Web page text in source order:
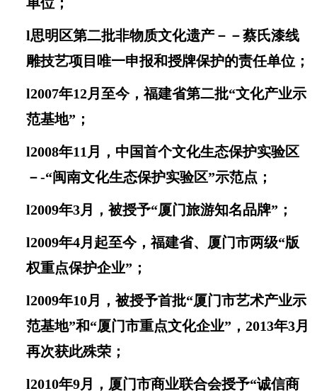
l思明区第二批非物质文化遗产－－蔡氏漆线
雕技艺项目唯一申报和授牌保护的责任单位；
l2007年12月至今，福建省第二批“文化产业示
范基地” ；
l2008年11月 ， 中国首个文化生态保护实验区
－-“闽南文化生态保护实验区”示范点；
l2009年3月，被授予“厦门旅游知名品牌” ；
l2009年4月起至今，福建省、厦门市两级“版
权重点保护企业” ；
l2009年10月 ，被授予首批“厦门市艺术产业示
范基地”和“厦门市重点文化企业” ， 2013年3月
再次获此殊荣；
l2010年9月 ， 厦门市商业联合会授予“诚信商